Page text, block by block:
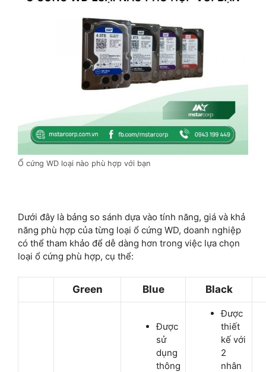
Ổ cứng WD loại nào phù hợp với bạn
Dưới đây là bảng so sánh dựa vào tính năng, giá và khả
năng phù hợp của từng loại ổ cứng WD, doanh nghiệp
có thể tham khảo để dễ dàng hơn trong việc lựa chọn
loại ổ cứng phù hợp, cụ thể:
Green Blue Black
Được
sử
dụng
thông
Được
thiết
kế với
2
nhân